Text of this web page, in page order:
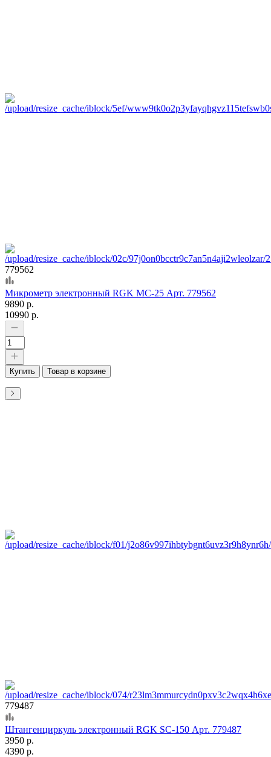
779562
Микрометр электронный RGK MC-25 Арт. 779562
9890 р.
10990 р.
Купить Товар в корзине
779487
Штангенциркуль электронный RGK SC-150 Арт. 779487
3950 р.
4390 р.